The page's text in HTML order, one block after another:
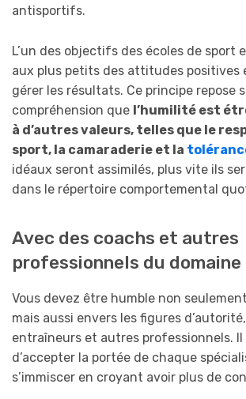
antisportifs.
L’un des objectifs des écoles de sport
aux plus petits des attitudes positives
gérer les résultats. Ce principe repose
compréhension que l’humilité est
à d’autres valeurs, telles que le
sport, la camaraderie et la
idéaux seront assimilés, plus vite ils
dans le répertoire comportemental
Avec des coachs et autres
professionnels du domaine
Vous devez être humble non
mais aussi envers les figures
entraîneurs et autres professionnels. Il
d’accepter la portée de chaque
s’immiscer en croyant avoir plus de